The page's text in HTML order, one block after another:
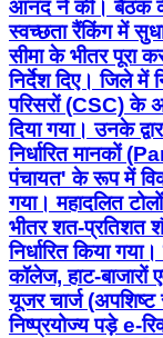
आनंद ने की। बैठक के
स्वच्छता रैंकिंग में
सीमा के भीतर पूरा
निर्देश दिए। जिले में
परिसरों (CSC) के
दिया गया। उनके
निर्धारित मानकों
पंचायत' के रूप में
गया। महादलित
भीतर शत-प्रतिशत
निर्धारित किया
कॉलेज, हाट-बाजारों
यूजर चार्ज
निष्प्रयोज्य पड़े e-